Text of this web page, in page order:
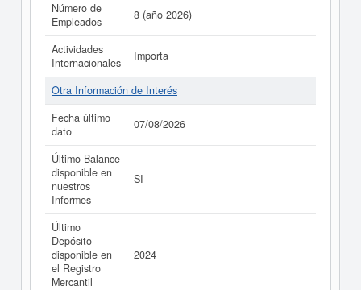
Número de
Empleados
8 (año 2026)
Actividades
Internacionales
Importa
Otra Información de Interés
Fecha último
dato
07/08/2026
Último Balance
disponible en
nuestros
Informes
SI
Último
Depósito
disponible en
el Registro
Mercantil
2024